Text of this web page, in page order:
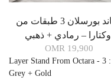
ستاند بورسلان 3 طبقات من
اوكتارا – رمادي + ذهبي
19,900 OMR
:
3 Layer Stand From Octara -
Grey + Gold